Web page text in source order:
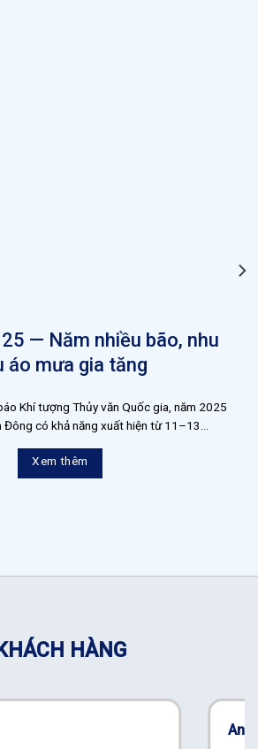
— Năm nhiều bão, nhu
áo mưa gia tăng
Khí tượng Thủy văn Quốc gia, năm 2025
Đông có khả năng xuất hiện từ 11–13...
Xem thêm
KHÁCH HÀNG
Anh